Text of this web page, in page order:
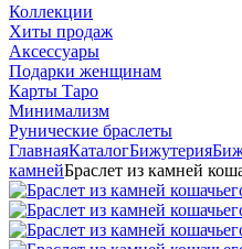
Коллекции
Хиты продаж
Аксессуары
Подарки женщинам
Карты Таро
Минимализм
Рунические браслеты
ГлавнаяКаталогБижутерия
камнейБраслет из камней